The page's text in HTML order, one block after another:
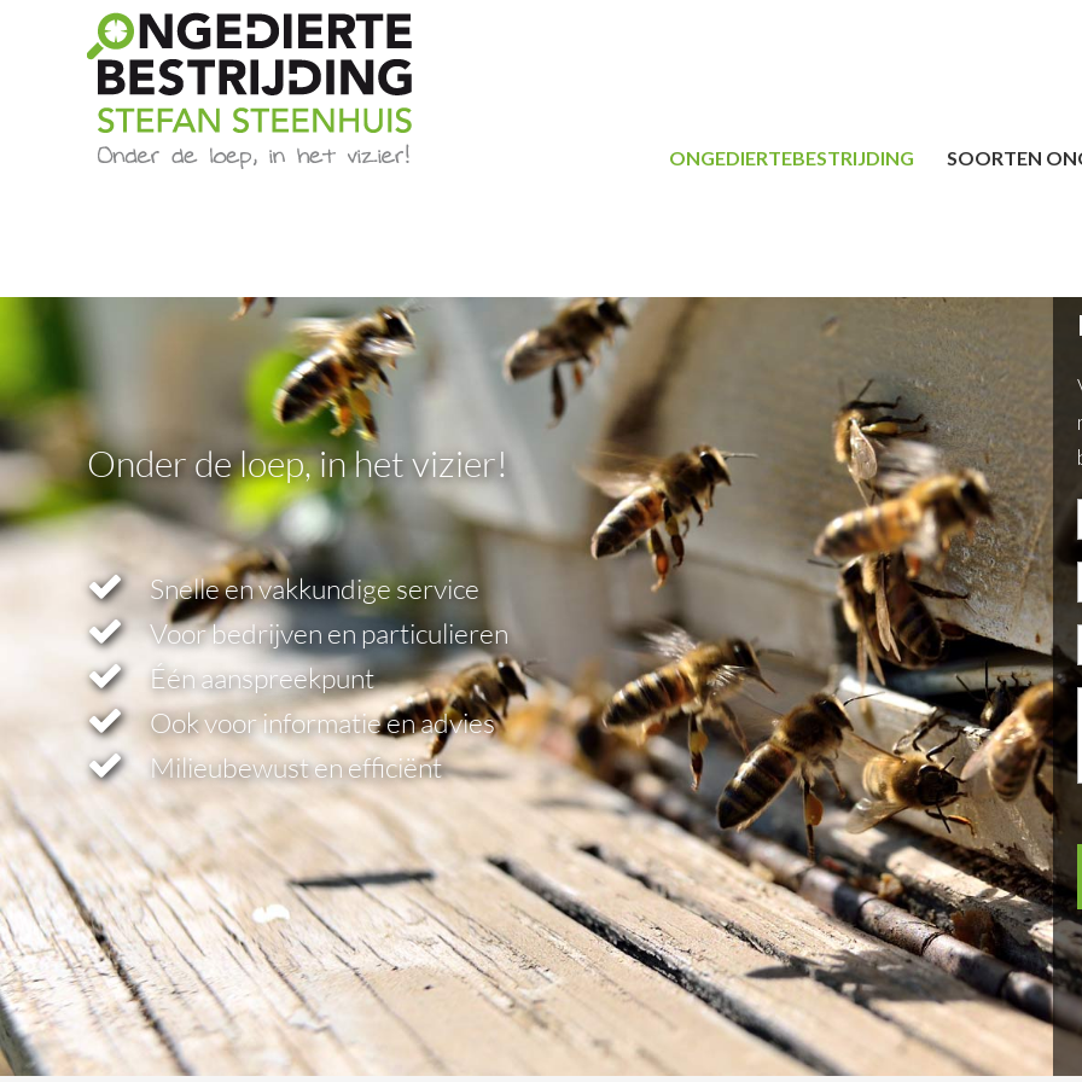
ONGEDIERTEBESTRIJDING SOORTEN
Onder de loep, in het vizier!
Snelle en vakkundige service
Voor bedrijven en particulieren
Één aanspreekpunt
Ook voor informatie en advies
Milieubewust en efficiënt